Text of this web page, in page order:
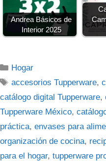
Andrea Básicos de
Interior 2025
Categorías
Hogar
Etiquetas
accesorios Tupperware,
catálogo digital Tupperware,
Tupperware México,
práctica, envases para
organización de cocina,
para el hogar, tupperware